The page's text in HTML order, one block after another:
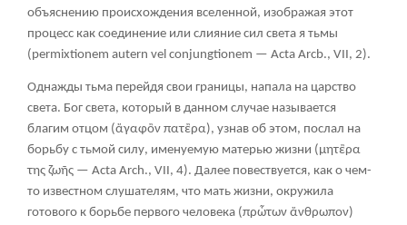
объяснению происхождения вселенной, изображая этот
процесс как соединение или слияние сил света я тьмы
(permixtionem autern vel conjungtionem — Acta Arcb., VII, 2).
Однажды тьма перейдя свои границы, напала на царство
света. Бог света, который в данном случае называется
благим отцом (ἄγαφὂν πατἒρα), узнав об этом, послал на
борьбу с тьмой силу, именуемую матерью жизни (μητἒρα
της ζωῆς — Acta Arch., VII, 4). Далее повествуется, как о чем-
то известном слушателям, что мать жизни, окружила
готового к борьбе первого человека (πρὦτων ἄνθρωπον)